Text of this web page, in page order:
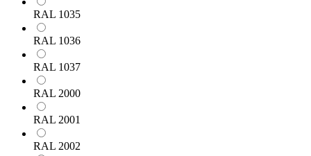
RAL 1035
RAL 1036
RAL 1037
RAL 2000
RAL 2001
RAL 2002